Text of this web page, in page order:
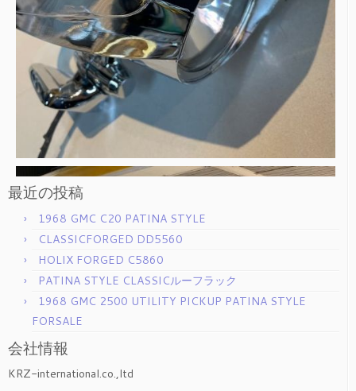
最近の投稿
1968 GMC C20 PATINA STYLE
CLASSICFORGED DD5560
HOLIX FORGED C5860
PATINA STYLE CLASSICルーフラック
1968 GMC 2500 UTILITY PICKUP PATINA STYLE
FORSALE
会社情報
KRZ-international.co.,ltd